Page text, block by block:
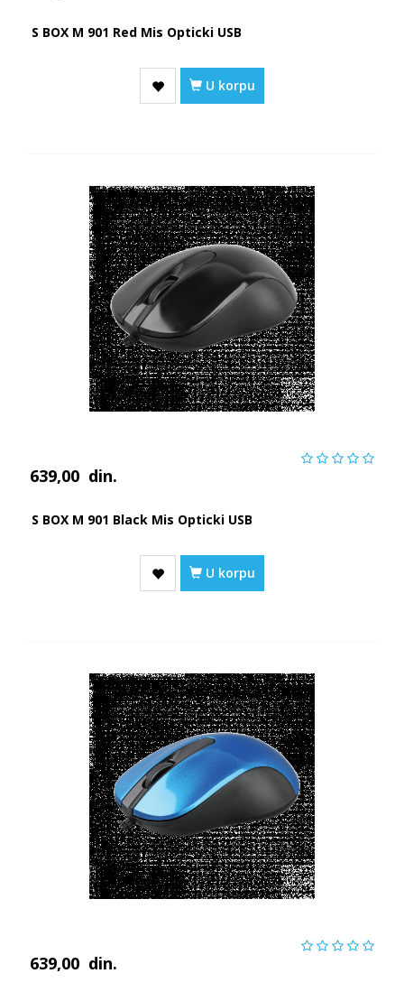
S BOX M 901 Red Mis Opticki USB
U korpu
639,00 din.
S BOX M 901 Black Mis Opticki USB
U korpu
639,00 din.